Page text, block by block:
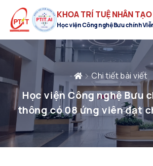
KHOA TRÍ TUỆ NHÂN TẠO
Học viện Công nghệ Bưu chính
Chi tiết bài viết
Học viện Công nghệ Bưu
thông có 08 ứng viên đạt
danh Giáo sư và Phó Giáo